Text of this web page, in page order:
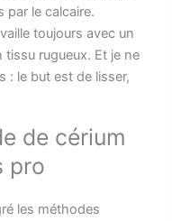
par le calcaire.
toujours avec un
tissu rugueux. Et je ne
: le but est de lisser,
de cérium
pro
les méthodes